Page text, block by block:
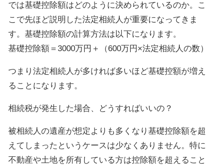
では基礎控除額はどのように決められているのか。こ
こで先ほど説明した法定相続人が重要になってきま
す。基礎控除額の計算方法は以下になります。
基礎控除額＝3000万円＋（600万円×法定相続人の数）
つまり法定相続人が多ければ多いほど基礎控額が増え
ることになります。
相続税が発生した場合、どうすればいいの？
被相続人の遺産が想定よりも多くなり基礎控除額を超
えてしまったというケースは少なくありません。特に
不動産や土地を所有している方は控除額を超えること